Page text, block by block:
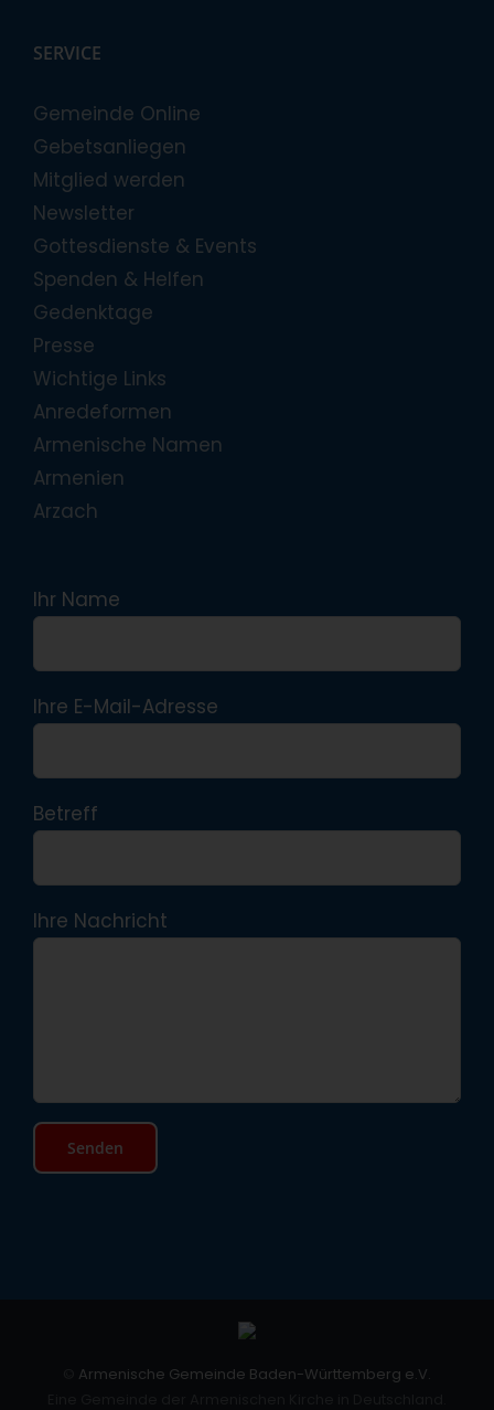
SERVICE
Gemeinde Online
Gebetsanliegen
Mitglied werden
Newsletter
Gottesdienste & Events
Spenden & Helfen
Gedenktage
Presse
Wichtige Links
Anredeformen
Armenische Namen
Armenien
Arzach
Ihr Name
Ihre E-Mail-Adresse
Betreff
Ihre Nachricht
Armenische Gemeinde Baden-Württemberg e.V.